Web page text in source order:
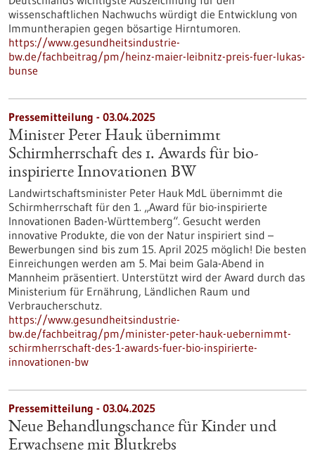
wissenschaftlichen Nachwuchs würdigt die Entwicklung von
Immuntherapien gegen bösartige Hirntumoren.
https://www.gesundheitsindustrie-
bw.de/fachbeitrag/pm/heinz-maier-leibnitz-preis-fuer-lukas-
bunse
Pressemitteilung - 03.04.2025
Minister Peter Hauk übernimmt
Schirmherrschaft des 1. Awards für bio-
inspirierte Innovationen BW
Landwirtschaftsminister Peter Hauk MdL übernimmt die
Schirmherrschaft für den 1. „Award für bio-inspirierte
Innovationen Baden-Württemberg“. Gesucht werden
innovative Produkte, die von der Natur inspiriert sind –
Bewerbungen sind bis zum 15. April 2025 möglich! Die besten
Einreichungen werden am 5. Mai beim Gala-Abend in
Mannheim präsentiert. Unterstützt wird der Award durch das
Ministerium für Ernährung, Ländlichen Raum und
Verbraucherschutz.
https://www.gesundheitsindustrie-
bw.de/fachbeitrag/pm/minister-peter-hauk-uebernimmt-
schirmherrschaft-des-1-awards-fuer-bio-inspirierte-
innovationen-bw
Pressemitteilung - 03.04.2025
Neue Behandlungschance für Kinder und
Erwachsene mit Blutkrebs